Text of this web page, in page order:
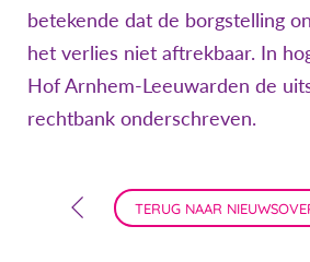
betekende dat de borgstelling
het verlies niet aftrekbaar. In
Hof Arnhem-Leeuwarden de
rechtbank onderschreven.
TERUG NAAR